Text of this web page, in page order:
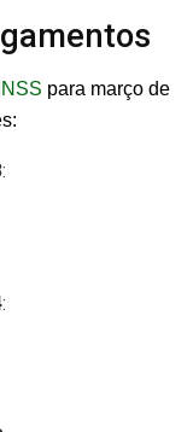
para março de
:
: